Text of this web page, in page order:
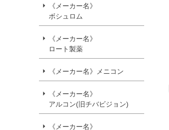
《メーカー名》
ボシュロム
《メーカー名》
ロート製薬
《メーカー名》メニコン
《メーカー名》
アルコン(旧チバビジョン)
《メーカー名》